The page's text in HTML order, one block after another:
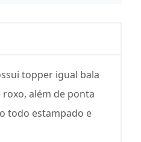
topper igual bala
além de ponta
todo estampado e